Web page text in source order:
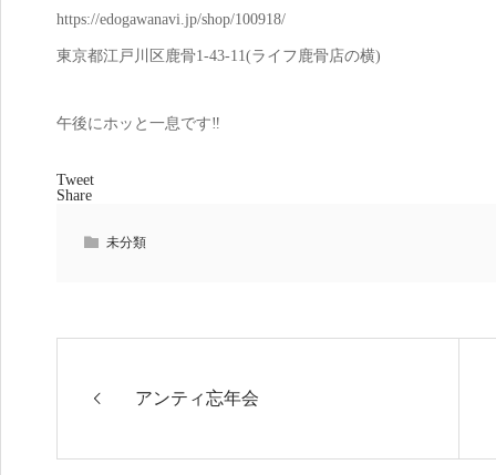
https://edogawanavi.jp/shop/100918/
東京都江戸川区鹿骨1-43-11(ライフ鹿骨店の横)
午後にホッと一息です‼️
Tweet
Share
未分類
アンティ忘年会